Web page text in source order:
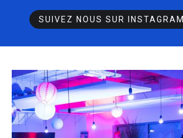
SUIVEZ NOUS SUR INSTAGRAM